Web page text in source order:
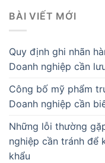
BÀI VIẾT MỚI
Quy định ghi nhãn
Doanh nghiệp cần
Công bố mỹ phẩm
Doanh nghiệp cần
Những lỗi thường
nghiệp cần tránh để
khẩu